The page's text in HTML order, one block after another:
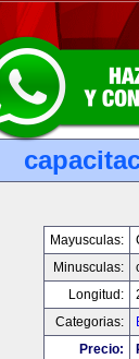
Mayusculas:
Minusculas:
Longitud:
Categorias:
Precio: